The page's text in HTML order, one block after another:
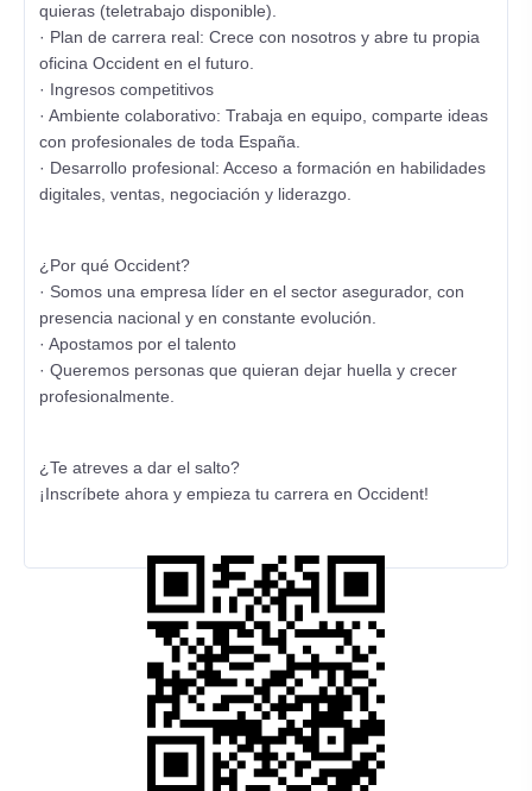
quieras (teletrabajo disponible).
· Plan de carrera real: Crece con nosotros y abre tu propia
oficina Occident en el futuro.
· Ingresos competitivos
· Ambiente colaborativo: Trabaja en equipo, comparte ideas
con profesionales de toda España.
· Desarrollo profesional: Acceso a formación en habilidades
digitales, ventas, negociación y liderazgo.
¿Por qué Occident?
· Somos una empresa líder en el sector asegurador, con
presencia nacional y en constante evolución.
· Apostamos por el talento
· Queremos personas que quieran dejar huella y crecer
profesionalmente.
¿Te atreves a dar el salto?
¡Inscríbete ahora y empieza tu carrera en Occident!